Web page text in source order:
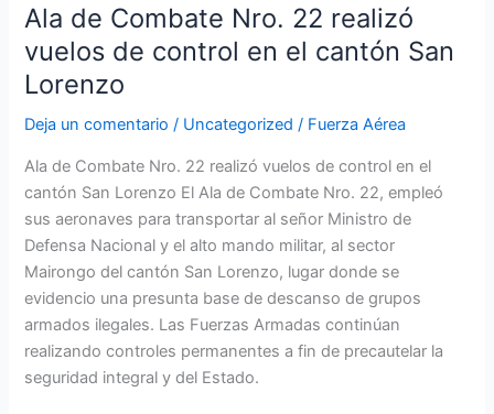
Ala de Combate Nro. 22 realizó
vuelos de control en el cantón San
Lorenzo
Deja un comentario / Uncategorized / Fuerza Aérea
Ala de Combate Nro. 22 realizó vuelos de control en el
cantón San Lorenzo El Ala de Combate Nro. 22, empleó
sus aeronaves para transportar al señor Ministro de
Defensa Nacional y el alto mando militar, al sector
Mairongo del cantón San Lorenzo, lugar donde se
evidencio una presunta base de descanso de grupos
armados ilegales. Las Fuerzas Armadas continúan
realizando controles permanentes a fin de precautelar la
seguridad integral y del Estado.
en
el
cantón
Lorenzo